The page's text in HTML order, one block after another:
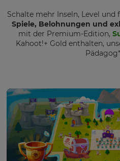
Schalte mehr Inseln, Level
Spiele, Belohnungen und
mit der Premium-Edition,
Kahoot!+ Gold enthalten,